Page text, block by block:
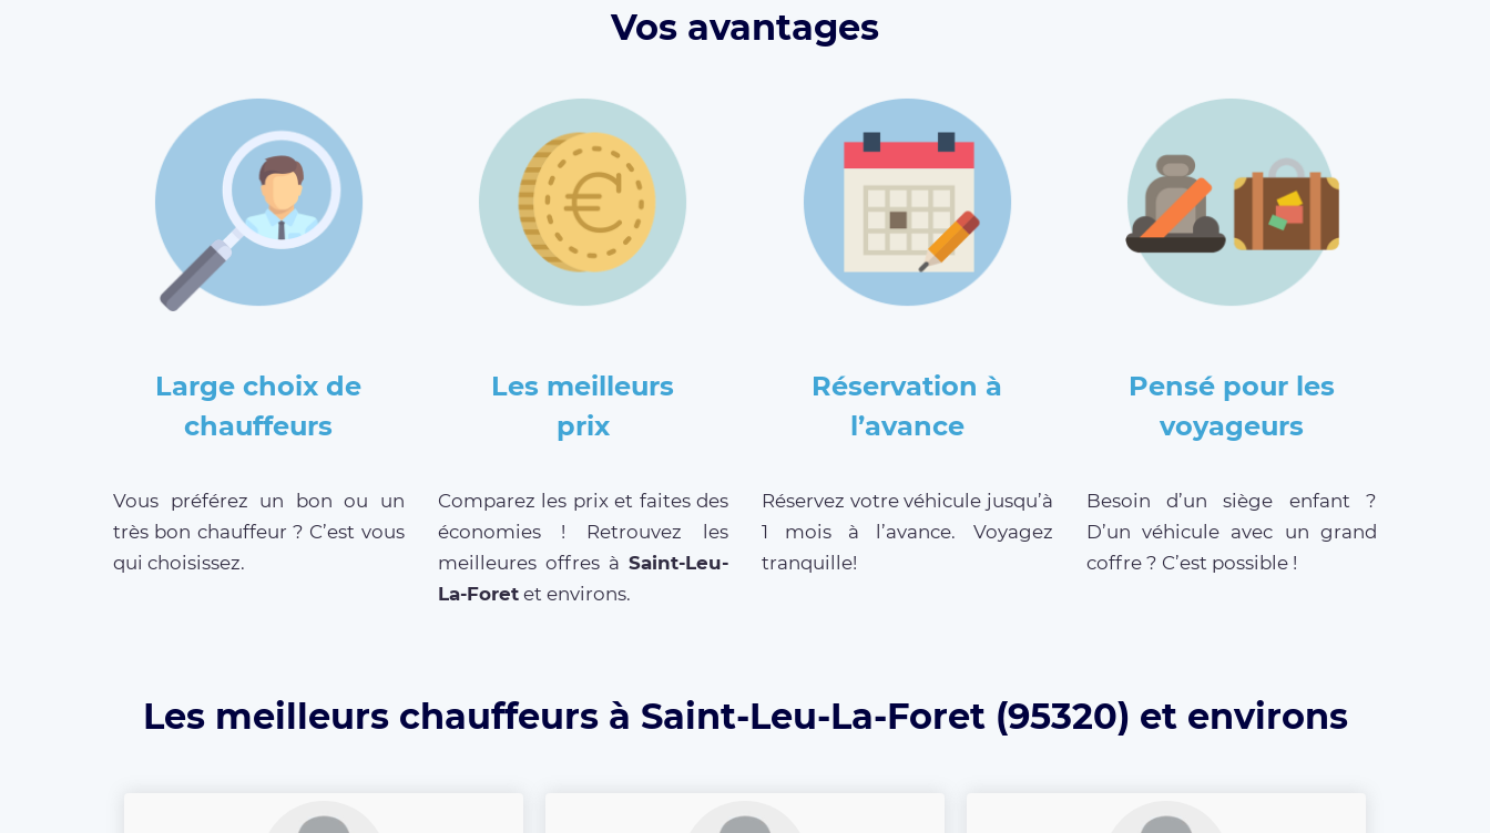
Vos avantages
Large choix de
chauffeurs
Vous préférez un bon ou un
très bon chauffeur ? C’est vous
qui choisissez.
Les meilleurs
prix
Comparez les prix et faites des
économies ! Retrouvez les
meilleures offres à Saint-Leu-
La-Foretet environs.
Réservation à
l’avance
Réservez votre véhicule jusqu’à
1 mois à l’avance. Voyagez
tranquille!
Pensé pour les
voyageurs
Besoin d’un siège enfant ?
D’un véhicule avec un grand
coffre ? C’est possible !
Les meilleurs chauffeurs à Saint-Leu-La-Foret (95320) et environs